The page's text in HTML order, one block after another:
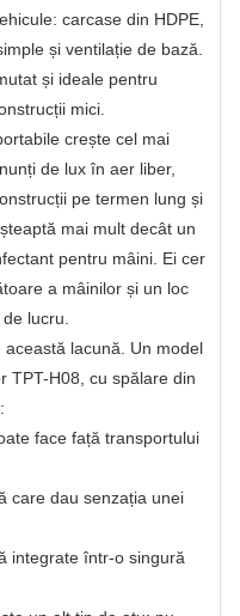
carcase din HDPE,
și ventilație de bază.
și ideale pentru
mici.
crește cel mai
de lux în aer liber,
pe termen lung și
mai mult decât un
pentru mâini. Ei cer
a mâinilor și un loc
lucru.
lacună. Un model
TPT-H08, cu spălare din
face față transportului
care dau senzația unei
integrate într-o singură